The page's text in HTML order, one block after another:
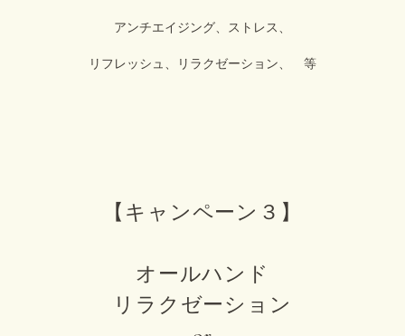
アンチエイジング、ストレス、
リフレッシュ、リラクゼーション、 等
【キャンペーン３】
オールハンド
リラクゼーション